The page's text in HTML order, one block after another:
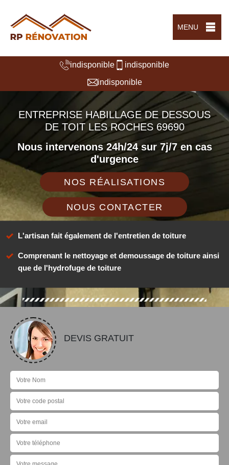
MENU
indisponible
indisponible
indisponible
ENTREPRISE HABILLAGE DE DESSOUS
DE TOIT LES ROCHES 69690
Nous intervenons 24h/24 sur 7j/7 en cas
d'urgence
NOS RÉALISATIONS
NOUS CONTACTER
L'artisan fait également de l'entretien de toiture
Comprenant le nettoyage et demoussage de toiture ainsi
que de l'hydrofuge de toiture
DEVIS GRATUIT